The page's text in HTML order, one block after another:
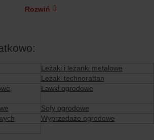
Rozwiń
Leżaki i leżanki metalowe
Leżaki technorattan
Ławki ogrodowe
Sofy ogrodowe
Wyprzedaże ogrodowe